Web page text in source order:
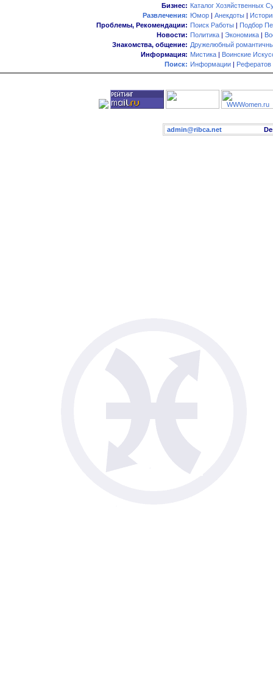
Бизнес: Каталог Хозяйственных
Развлечения: Юмор | Анекдоты |
Проблемы, Рекомендации: Поиск Работы | Подбор
Новости: Политика | Экономика |
Знакомства, общение: Дружелюбный
Информация: Мистика | Воинские
Поиск: Информации | Рефератов
admin@ribca.net